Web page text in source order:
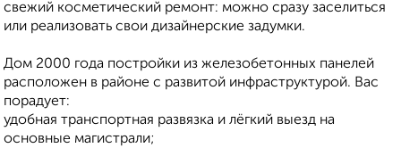
свежий косметический ремонт: можно сразу заселиться
или реализовать свои дизайнерские задумки.
Дом 2000 года постройки из железобетонных панелей
расположен в районе с развитой инфраструктурой. Вас
порадует:
удобная транспортная развязка и лёгкий выезд на
основные магистрали;